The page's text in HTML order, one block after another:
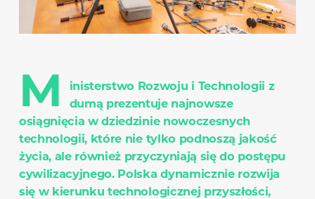
M
inisterstwo Rozwoju i Technologii z
dumą prezentuje najnowsze
osiągnięcia w dziedzinie nowoczesnych
technologii, które nie tylko podnoszą jakość
życia, ale również przyczyniają się do postępu
cywilizacyjnego. Polska dynamicznie rozwija
się w kierunku technologicznej przyszłości,